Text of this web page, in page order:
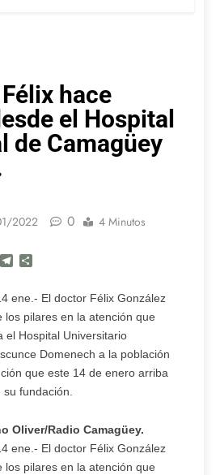
hace
el Hospital
de Camagüey
2022 0 4 Minutos
WhatsApp
Telegram
ene.- El doctor Félix González
los pilares en la atención que
el Hospital Universitario
Domenech a la población
que este 14 de enero arriba
fundación.
Oliver/Radio Camagüey.
ene.- El doctor Félix González
los pilares en la atención que